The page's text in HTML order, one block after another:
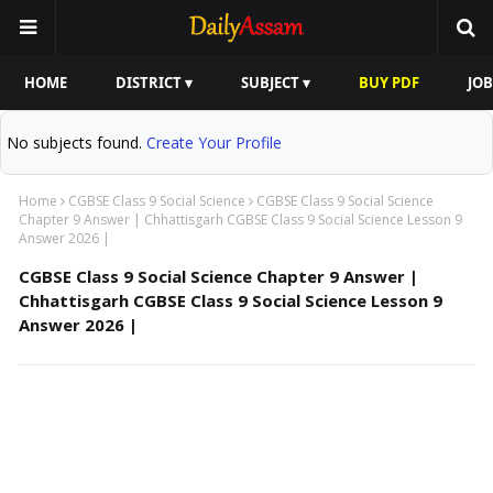
HOME DISTRICT ▾ SUBJECT ▾ BUY PDF
No subjects found. Create Your Profile
Home CGBSE Class 9 Social Science
CGBSE Class 9 Social Science
Chapter 9 Answer | Chhattisgarh CGBSE Class 9 Social Science Lesson 9
Answer 2026 |
CGBSE Class 9 Social Science Chapter 9 Answer |
Chhattisgarh CGBSE Class 9 Social Science Lesson 9
Answer 2026 |